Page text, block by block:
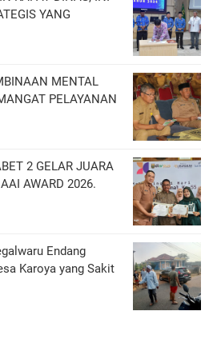
YANG
MENTAL
PELAYANAN
2 GELAR JUARA
AWARD 2026.
Endang
Karoya yang Sakit